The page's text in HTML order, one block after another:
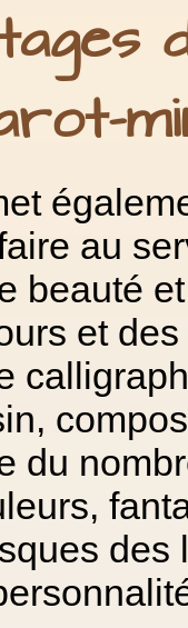
au
beauté
et
du